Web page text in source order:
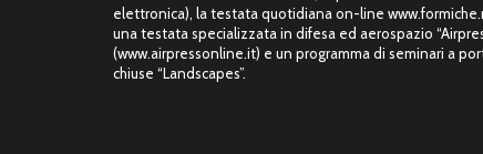
elettronica), la testata quotidiana on-line
una testata specializzata in difesa ed aerospazio
(www.airpressonline.it) e un programma di seminari a
chiuse “Landscapes”.